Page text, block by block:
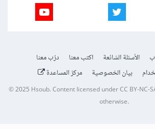
الأسئلة الشائعة اكتب معنا
درّب معنا
بيان الخصوصية مركز المساعدة
© 2025Hsoub.Content licensed underCC BY-NC-
otherwise.